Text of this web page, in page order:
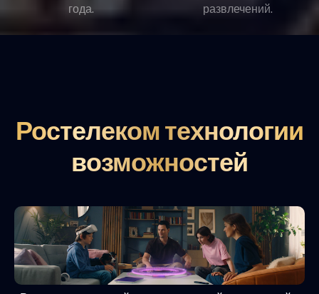
года.
развлечений.
Ростелеком технологии
возможностей